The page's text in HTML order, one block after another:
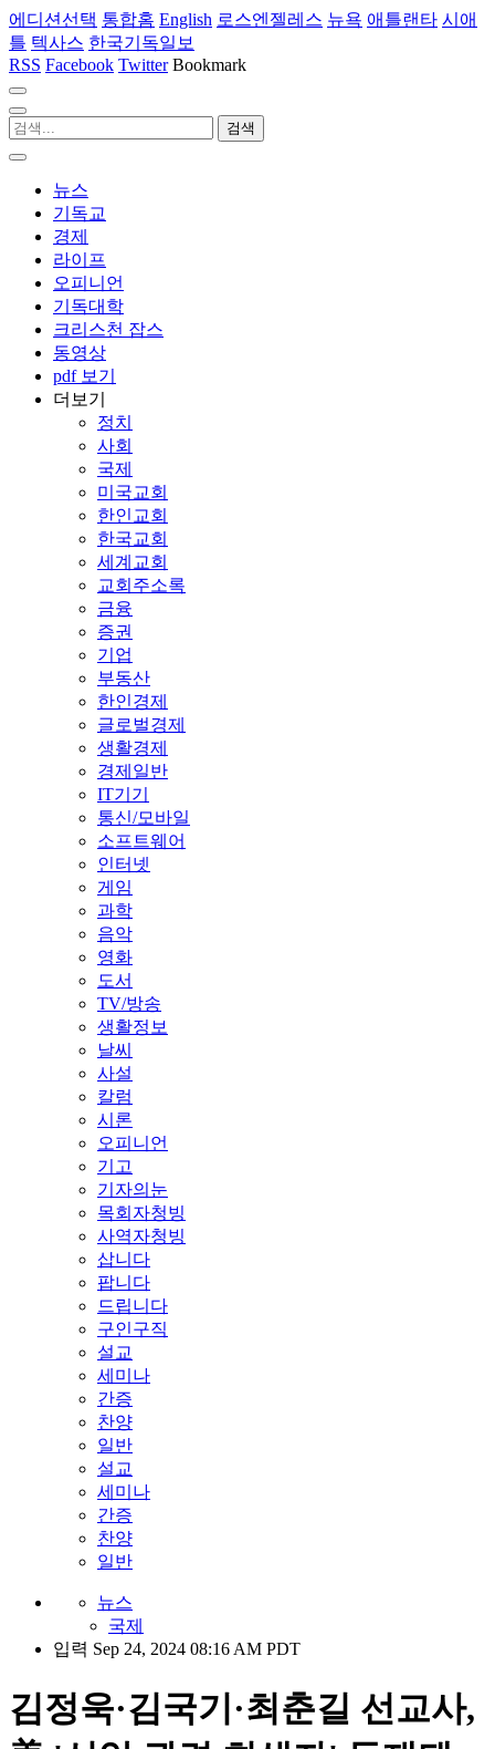
에디션선택 통합홈 English 로스엔젤레스 뉴욕 애틀랜타 시애
틀 텍사스 한국기독일보
RSS Facebook Twitter Bookmark
뉴스
기독교
경제
라이프
오피니언
기독대학
크리스천 잡스
동영상
pdf 보기
더보기
정치
사회
국제
미국교회
한인교회
한국교회
세계교회
교회주소록
금융
증권
기업
부동산
한인경제
글로벌경제
생활경제
경제일반
IT기기
통신/모바일
소프트웨어
인터넷
게임
과학
음악
영화
도서
TV/방송
생활정보
날씨
사설
칼럼
시론
오피니언
기고
기자의눈
목회자청빙
사역자청빙
삽니다
팝니다
드립니다
구인구직
설교
세미나
간증
찬양
일반
설교
세미나
간증
찬양
일반
뉴스
국제
입력 Sep 24, 2024 08:16 AM PDT
김정욱·김국기·최춘길 선교사,